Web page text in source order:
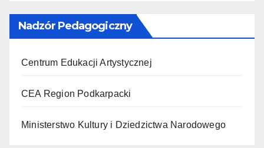
Nadzór Pedagogiczny
Centrum Edukacji Artystycznej
CEA Region Podkarpacki
Ministerstwo Kultury i Dziedzictwa Narodowego